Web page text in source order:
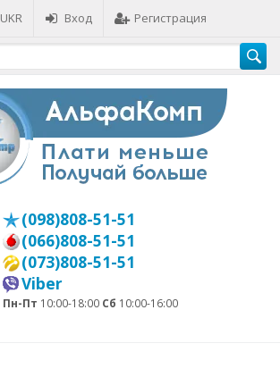
UKR Вход Регистрация
(098)808-51-51
(066)808-51-51
(073)808-51-51
Viber
Пн-Пт 10:00-18:00 Сб 10:00-16:00